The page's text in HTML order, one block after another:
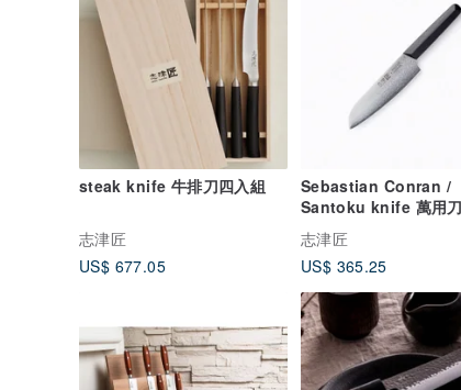
steak knife 牛排刀四入組
志津匠
US$ 677.05
Sebastian Conran /
Santoku knife 萬用刀
志津匠
US$ 365.25